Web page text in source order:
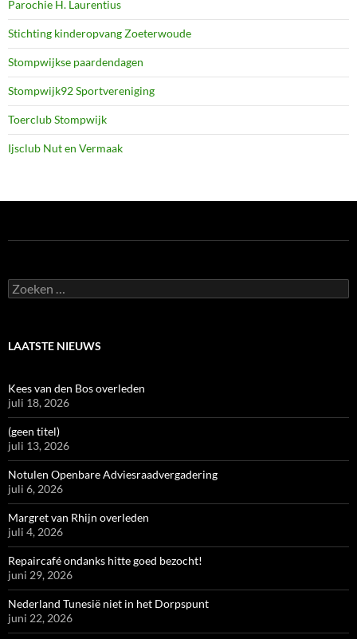
Parochie H. Laurentius
Stichting kinderopvang Zoeterwoude
Stompwijkse paardendagen
Stompwijk92 Sportvereniging
Toerclub Stompwijk
Ijsclub Nut en Vermaak
Zoeken
naar:
LAATSTE NIEUWS
Kees van den Bos overleden
juli 18, 2026
(geen titel)
juli 13, 2026
Notulen Openbare Adviesraadvergadering
juli 6, 2026
Margret van Rhijn overleden
juli 4, 2026
Repaircafé ondanks hitte goed bezocht!
juni 29, 2026
Nederland Tunesië niet in het Dorpspunt
juni 22, 2026